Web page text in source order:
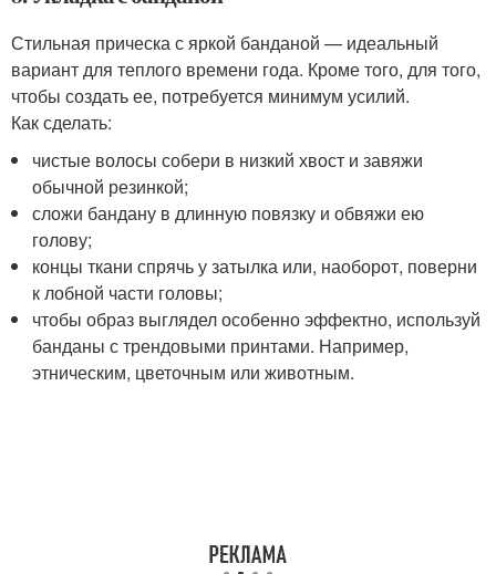
Стильная прическа с яркой банданой — идеальный
вариант для теплого времени года. Кроме того, для того,
чтобы создать ее, потребуется минимум усилий.
Как сделать:
чистые волосы собери в низкий хвост и завяжи
обычной резинкой;
сложи бандану в длинную повязку и обвяжи ею
голову;
концы ткани спрячь у затылка или, наоборот, поверни
к лобной части головы;
чтобы образ выглядел особенно эффектно, используй
банданы с трендовыми принтами. Например,
этническим, цветочным или животным.